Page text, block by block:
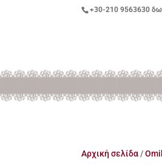
+30-210 9563630
Αρχική σελίδα /